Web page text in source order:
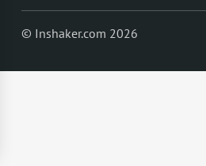
© Inshaker.com 2026